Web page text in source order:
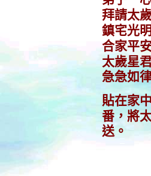
拜請太
鎮宅光
合家平
太歲星
急急如
貼在家
番，將
送。